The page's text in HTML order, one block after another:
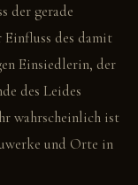
der gerade
Einfluss des damit
Einsiedlerin, der
des Leides
wahrscheinlich ist
und Orte in